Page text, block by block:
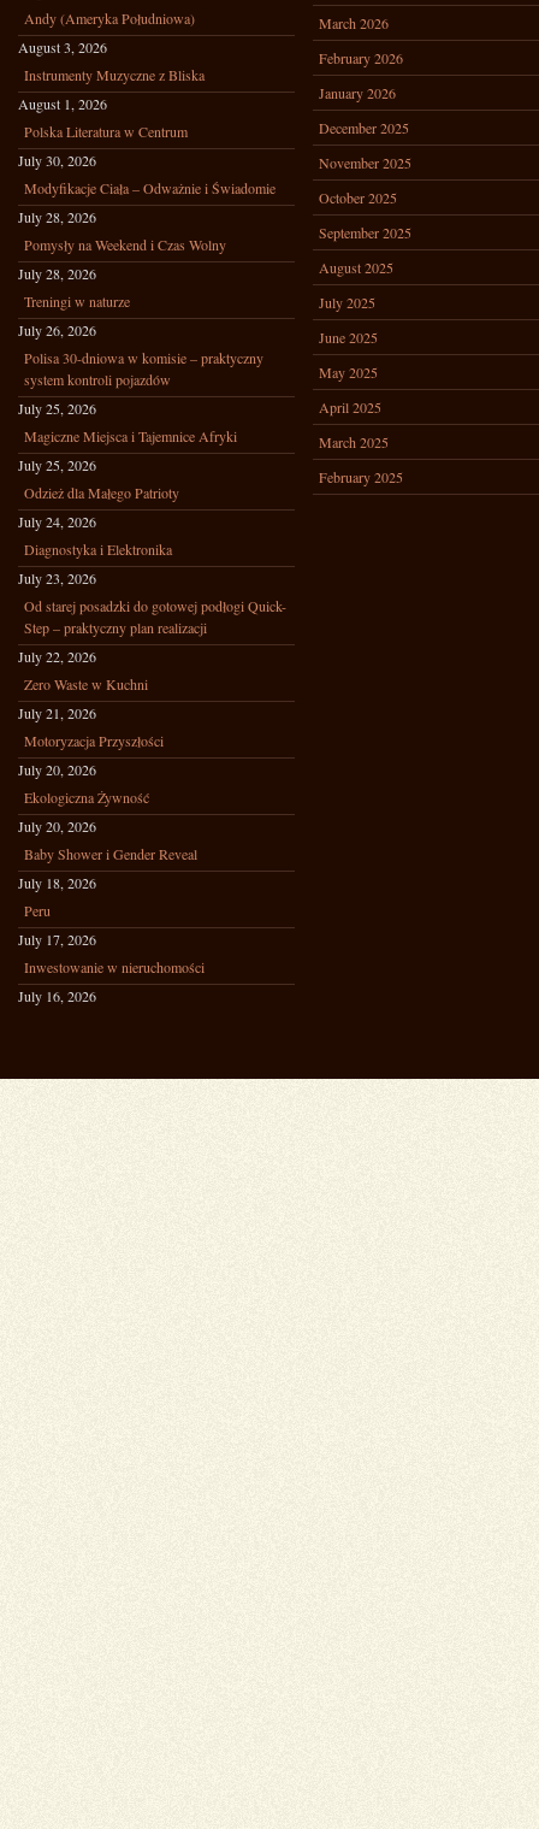
Andy (Ameryka Południowa)
August 3, 2026
Instrumenty Muzyczne z Bliska
August 1, 2026
Polska Literatura w Centrum
July 30, 2026
Modyfikacje Ciała – Odważnie i Świadomie
July 28, 2026
Pomysły na Weekend i Czas Wolny
July 28, 2026
Treningi w naturze
July 26, 2026
Polisa 30-dniowa w komisie – praktyczny
system kontroli pojazdów
July 25, 2026
Magiczne Miejsca i Tajemnice Afryki
July 25, 2026
Odzież dla Małego Patrioty
July 24, 2026
Diagnostyka i Elektronika
July 23, 2026
Od starej posadzki do gotowej podłogi Quick-
Step – praktyczny plan realizacji
July 22, 2026
Zero Waste w Kuchni
July 21, 2026
Motoryzacja Przyszłości
July 20, 2026
Ekologiczna Żywność
July 20, 2026
Baby Shower i Gender Reveal
July 18, 2026
Peru
July 17, 2026
Inwestowanie w nieruchomości
July 16, 2026
March 2026
February 2026
January 2026
December 2025
November 2025
October 2025
September 2025
August 2025
July 2025
June 2025
May 2025
April 2025
March 2025
February 2025